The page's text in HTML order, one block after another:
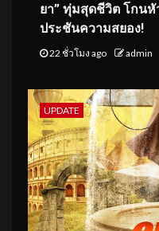
ยา” ทุ่มสุดชีวิต โกน
ประชันความสยอง!
22 ชั่วโมง ago admin
UPDATE